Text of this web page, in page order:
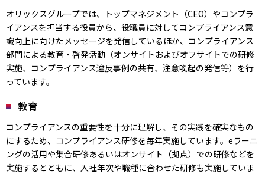
オリックスグループでは、トップマネジメント（CEO）やコンプラ
イアンスを担当する役員から、役職員に対してコンプライアンス意
識向上に向けたメッセージを発信しているほか、コンプライアンス
部門による教育・啓発活動（オンサイトおよびオフサイトでの研修
実施、コンプライアンス違反事例の共有、注意喚起の発信等）を行
っています。
教育
コンプライアンスの重要性を十分に理解し、その実践を確実なもの
にするため、コンプライアンス研修を毎年実施しています。eラーニ
ングの活用や集合研修あるいはオンサイト（拠点）での研修などを
実施するとともに、入社年次や職種に合わせた研修も実施していま